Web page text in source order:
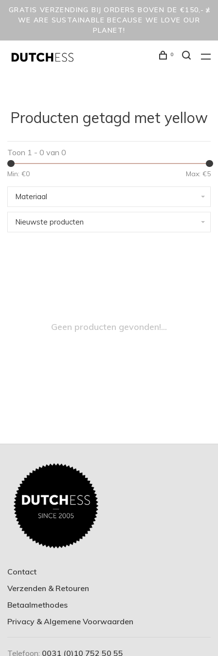
GRATIS VERZENDING BIJ ORDERS BOVEN DE €150,- /
WE ARE SUSTAINABLE BECAUSE WE LOVE OUR
PLANET!
0
Producten getagd met yellow
Toon 1 - 0 van 0
Min: €0 Max: €5
Materiaal
Nieuwste producten
Geen producten gevonden!...
Contact
Verzenden & Retouren
Betaalmethodes
Privacy & Algemene Voorwaarden
Telefoon: 0031 (0)10 752 50 55